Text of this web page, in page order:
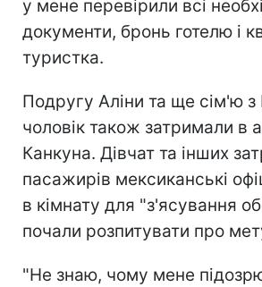
у мене перевірили всі
документи, бронь готелю і
туристка.
Подругу Аліни та ще сім'ю з
чоловік також затримали в
Канкуна. Дівчат та інших
пасажирів мексиканські
в кімнату для "з'ясування
почали розпитувати про
"Не знаю, чому мене